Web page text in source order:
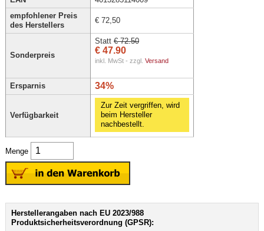
empfohlener Preis
des Herstellers
€ 72,50
Sonderpreis
Statt € 72.50
€ 47.90
inkl. MwSt - zzgl. Versand
Ersparnis 34%
Verfügbarkeit
Zur Zeit vergriffen, wird
beim Hersteller
nachbestellt.
Menge
Herstellerangaben nach EU 2023/988
Produktsicherheitsverordnung (GPSR):